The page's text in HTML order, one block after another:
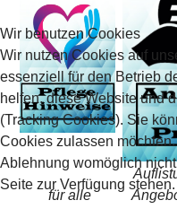
für alle
Wir benutzen Cookies
Wir nutzen Cookies auf
essenziell für den Betrieb
helfen, diese Website und
(Tracking Cookies). Sie
Cookies zulassen
Ablehnung womöglich
Seite zur Verfügung stehen.